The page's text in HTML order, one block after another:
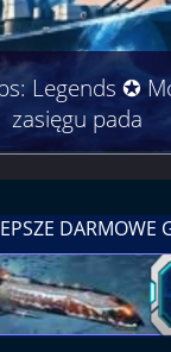
Legends ✪
zasięgu pada
DARMOWE